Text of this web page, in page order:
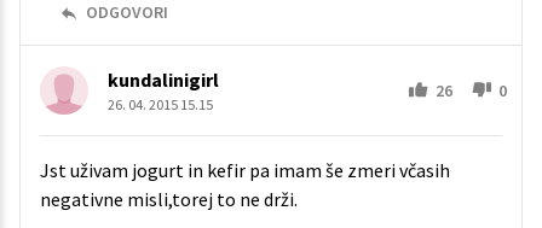
ODGOVORI
kundalinigirl
26. 04. 2015 15.15
26 0
Jst uživam jogurt in kefir pa imam še zmeri včasih
negativne misli,torej to ne drži.